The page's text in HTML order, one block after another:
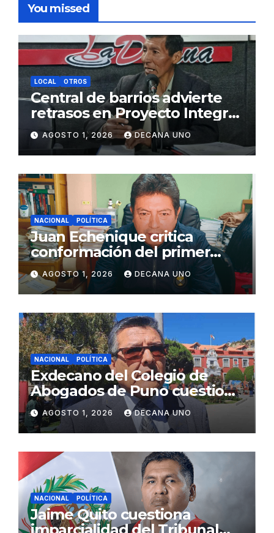
You missed
LOCAL OTROS
Central de barrios advierte
retrasos en Proyecto Integral
de Agua y Alcantarillado para
Juliaca
AGOSTO 1, 2026 DECANA UNO
NACIONAL POLÍTICA
Juan Echenique critica
conformación del primer
gabinete ministerial de Keiko
Fujimori
AGOSTO 1, 2026 DECANA UNO
NACIONAL POLÍTICA
Exdecano del Colegio de
Abogados de Puno cuestiona
propuestas sobre seguridad
ciudadana
AGOSTO 1, 2026 DECANA UNO
NACIONAL POLÍTICA
Jaime Quito cuestiona